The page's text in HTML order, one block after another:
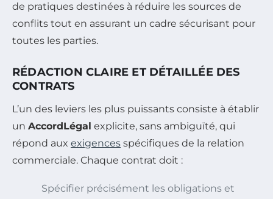
de pratiques destinées à réduire les sources de
conflits tout en assurant un cadre sécurisant pour
toutes les parties.
RÉDACTION CLAIRE ET DÉTAILLÉE DES
CONTRATS
L’un des leviers les plus puissants consiste à établir
un AccordLégal explicite, sans ambiguïté, qui
répond aux exigences spécifiques de la relation
commerciale. Chaque contrat doit :
Spécifier précisément les obligations et